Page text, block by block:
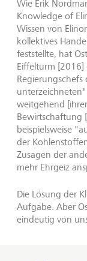
Wie Erik
Knowledge of
Wissen von
kollektives
feststellte, hat
Eiffelturm [2016]
Regierungschefs
weitgehend
Bewirtschaftung
beispielsweise
der
Zusagen der
mehr Ehrgeiz
Die Lösung der
Aufgabe. Aber
eindeutig von